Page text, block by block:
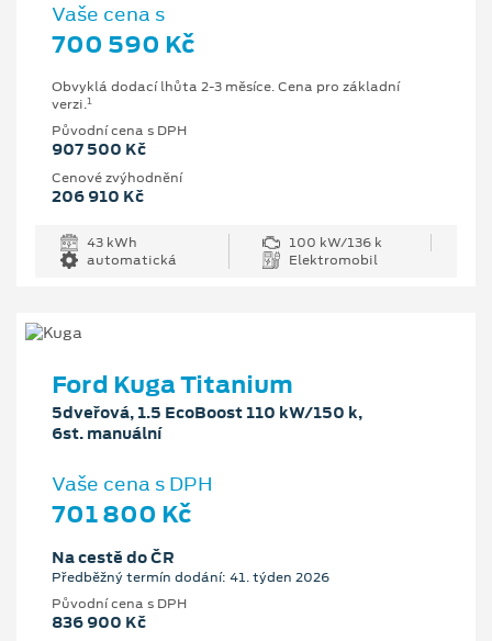
Vaše cena s
700 590 Kč
Obvyklá dodací lhůta 2-3 měsíce. Cena pro základní
verzi.1
Původní cena s DPH
907 500 Kč
Cenové zvýhodnění
206 910 Kč
43 kWh
100 kW/136 k
automatická
Elektromobil
Ford Kuga Titanium
5dveřová, 1.5 EcoBoost 110 kW/150 k,
6st. manuální
Vaše cena s DPH
701 800 Kč
Na cestě do ČR
Předběžný termín dodání: 41. týden 2026
Původní cena s DPH
836 900 Kč